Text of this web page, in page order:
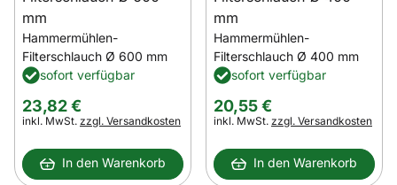
Hammermühlen-
Filterschlauch Ø 600 mm
sofort verfügbar
23,82€
Steuerhinweis:
inkl. MwSt. zzgl. Versandkosten
In den Warenkorb
Hammermühlen-
Filterschlauch Ø 400 mm
sofort verfügbar
20,55€
Steuerhinweis:
inkl. MwSt. zzgl. Versandkosten
In den Warenkorb